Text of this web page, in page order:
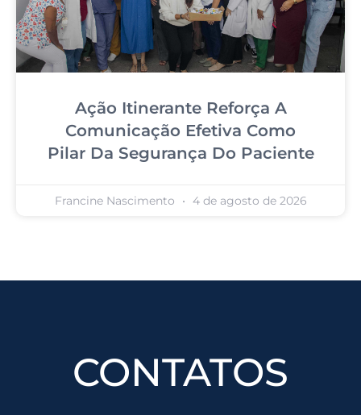
Ação Itinerante Reforça A
Comunicação Efetiva Como
Pilar Da Segurança Do Paciente
Francine Nascimento 4 de agosto de 2026
CONTATOS